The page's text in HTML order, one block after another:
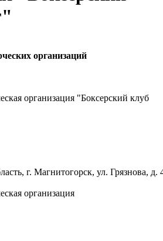
организаций
организация "Боксерский клуб
г. Магнитогорск, ул. Грязнова, д.
организация